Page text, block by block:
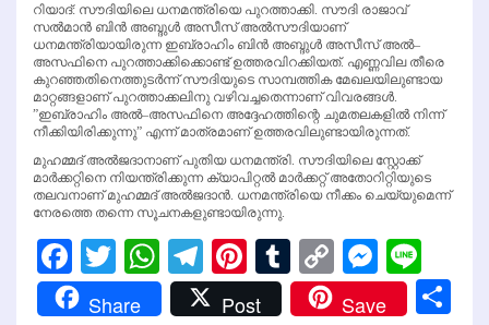
റിയാദ്: സൗദിയിലെ ധനമന്ത്രിയെ പുറത്താക്കി. സൗദി രാജാവ്
സല്‍മാന്‍ ബിന്‍ അബ്ദുള്‍ അസീസ് അല്‍സൗദിയാണ്
ധനമന്ത്രിയായിരുന്ന ഇബ്രാഹിം ബിന്‍ അബ്ദുള്‍ അസീസ് അല്‍–
അസഫിനെ പുറത്താക്കിക്കൊണ്ട് ഉത്തരവിറക്കിയത്. എണ്ണവില തീരെ
കുറഞ്ഞതിനെത്തുടര്‍ന്ന് സൗദിയുടെ സാമ്പത്തിക മേഖലയിലുണ്ടായ
മാറ്റങ്ങളാണ് പുറത്താക്കലിനു വഴിവച്ചതെന്നാണ് വിവരങ്ങള്‍.
”ഇബ്രാഹിം അല്‍–അസഫിനെ അദ്ദേഹത്തിന്റെ ചുമതലകളില്‍ നിന്ന്
നീക്കിയിരിക്കുന്നു” എന്ന് മാത്രമാണ് ഉത്തരവിലുണ്ടായിരുന്നത്.
മുഹമ്മദ് അല്‍ജദാനാണ് പുതിയ ധനമന്ത്രി. സൗദിയിലെ സ്റ്റോക്ക്
മാര്‍ക്കറ്റിനെ നിയന്ത്രിക്കുന്ന ക്യാപിറ്റല്‍ മാര്‍ക്കറ്റ് അതോറിറ്റിയുടെ
തലവനാണ് മുഹമ്മദ് അല്‍ജദാന്‍. ധനമന്ത്രിയെ നീക്കം ചെയ്യുമെന്ന്
നേരത്തെ തന്നെ സൂചനകളുണ്ടായിരുന്നു.
Facebook
Twitter
WhatsApp
Telegram
Pinterest
Tumblr
Copy
Link
Share Post Save